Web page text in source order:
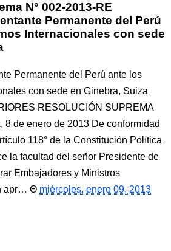
N° 002-2013-RE
Permanente del Perú
Internacionales con sede
Permanente del Perú ante los
con sede en Ginebra, Suiza
RESOLUCIÓN SUPREMA
8 de enero de 2013 De conformidad
118° de la Constitución Política
la facultad del señor Presidente de
Embajadores y Ministros
apr…
miércoles, enero 09, 2013